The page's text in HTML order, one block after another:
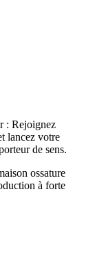
: Rejoignez
lancez votre
de sens.
ossature
à forte